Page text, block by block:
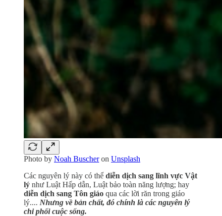
Photo by Noah Buscheron Unsplash
Các nguyên lý này có thể diễn dịch sang lĩnh vực Vật
lý như Luật Hấp dẫn, Luật bảo toàn năng lượng; hay
diễn dịch sang Tôn giáo qua các lời răn trong giáo
lý.... Nhưng về bản chất, đó chính là các nguyên lý
chi phối cuộc sống.